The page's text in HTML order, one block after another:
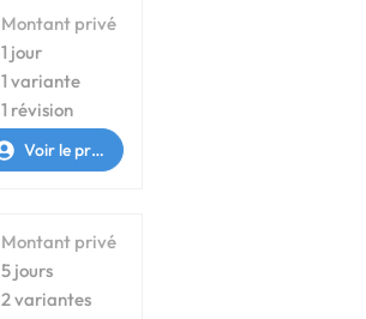
Montant privé
1 jour
1 variante
1 révision
Voir le profil
Montant privé
5 jours
2 variantes